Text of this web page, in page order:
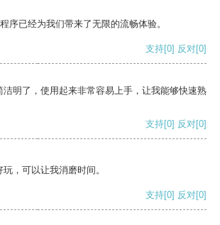
序已经为我们带来了无限的流畅体验。
支持[0] 反对[0]
洁明了，使用起来非常容易上手，让我能够快速熟
支持[0] 反对[0]
，可以让我消磨时间。
支持[0] 反对[0]